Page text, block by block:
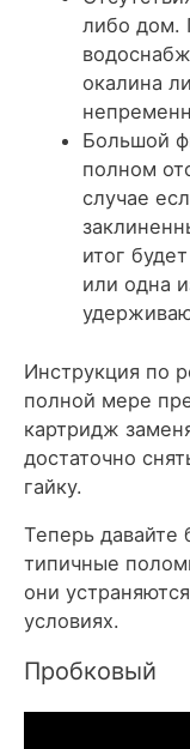
либо дом.
окалина
Большой
полном
случае
итог
или одна
Инструкция по
полной мере
картридж
достаточно
гайку.
Теперь давайте
типичные
они
условиях.
Пробковый